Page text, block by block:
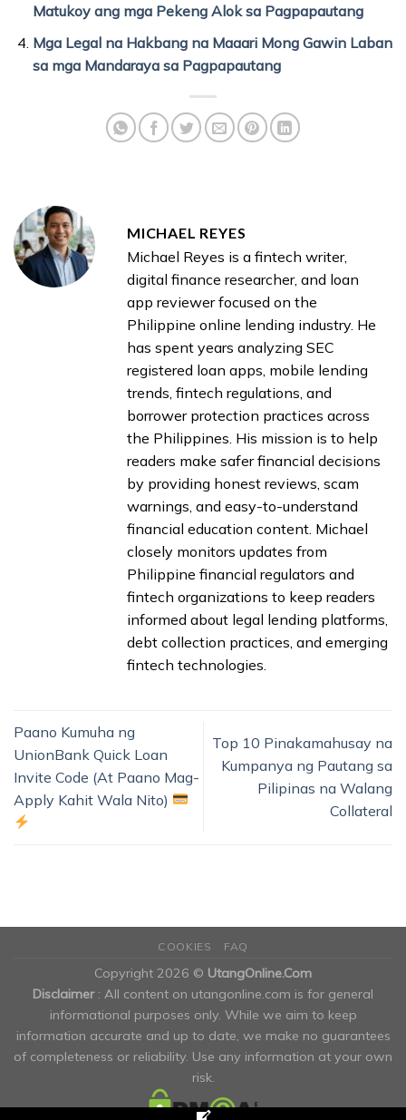
Matukoy ang mga Pekeng Alok sa Pagpapautang
Mga Legal na Hakbang na Maaari Mong Gawin Laban
sa mga Mandaraya sa Pagpapautang
MICHAEL REYES
Michael Reyes is a fintech writer,
digital finance researcher, and loan
app reviewer focused on the
Philippine online lending industry. He
has spent years analyzing SEC
registered loan apps, mobile lending
trends, fintech regulations, and
borrower protection practices across
the Philippines. His mission is to help
readers make safer financial decisions
by providing honest reviews, scam
warnings, and easy-to-understand
financial education content. Michael
closely monitors updates from
Philippine financial regulators and
fintech organizations to keep readers
informed about legal lending platforms,
debt collection practices, and emerging
fintech technologies.
Paano Kumuha ng
UnionBank Quick Loan
Invite Code (At Paano Mag-
Apply Kahit Wala Nito)
Top 10 Pinakamahusay na
Kumpanya ng Pautang sa
Pilipinas na Walang
Collateral
COOKIES FAQ
Copyright 2026 © UtangOnline.Com
Disclaimer : All content on utangonline.com is for general
informational purposes only. While we aim to keep
information accurate and up to date, we make no guarantees
of completeness or reliability. Use any information at your own
risk.